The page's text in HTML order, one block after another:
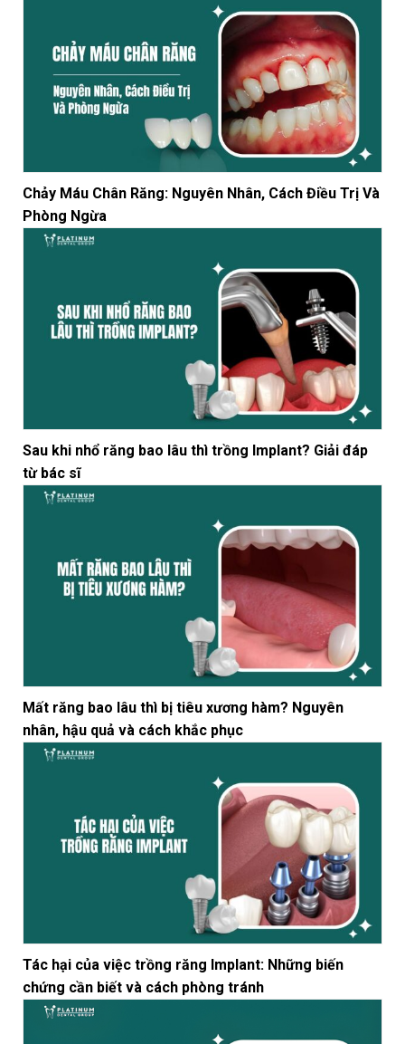
Chảy Máu Chân Răng: Nguyên Nhân, Cách Điều Trị Và
Phòng Ngừa
Sau khi nhổ răng bao lâu thì trồng Implant? Giải đáp
từ bác sĩ
Mất răng bao lâu thì bị tiêu xương hàm? Nguyên
nhân, hậu quả và cách khắc phục
Tác hại của việc trồng răng Implant: Những biến
chứng cần biết và cách phòng tránh